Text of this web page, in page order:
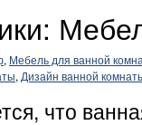
, Мебель для ванной
, Дизайн ванной
что